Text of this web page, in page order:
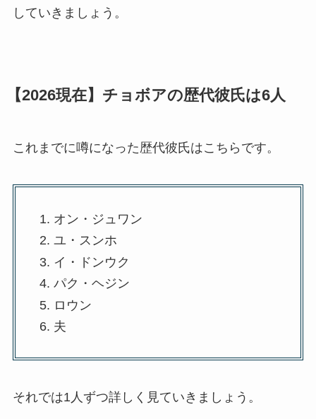
していきましょう。
【2026現在】チョボアの歴代彼氏は6人
これまでに噂になった歴代彼氏はこちらです。
オン・ジュワン
ユ・スンホ
イ・ドンウク
パク・ヘジン
ロウン
夫
それでは1人ずつ詳しく見ていきましょう。